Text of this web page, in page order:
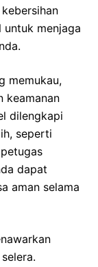
menjaga
memukau,
keamanan
dilengkapi
seperti
dapat
aman selama